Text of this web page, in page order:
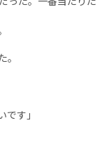
す」